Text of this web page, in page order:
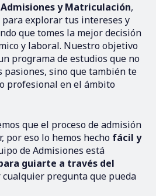
y Matriculación,
explorar tus intereses y
que tomes la mejor decisión
y laboral. Nuestro objetivo
programa de estudios que no
pasiones, sino que también te
profesional en el ámbito
que el proceso de admisión
por eso lo hemos hecho fácil y
de Admisiones está
guiarte a través del
cualquier pregunta que pueda